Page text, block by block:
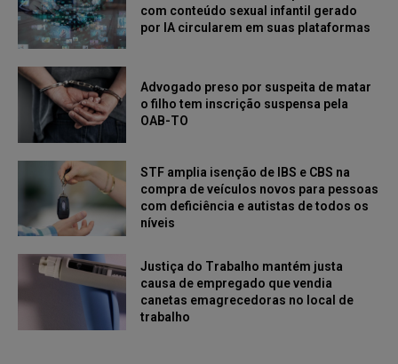
com conteúdo sexual infantil gerado
por IA circularem em suas plataformas
Advogado preso por suspeita de matar
o filho tem inscrição suspensa pela
OAB-TO
STF amplia isenção de IBS e CBS na
compra de veículos novos para pessoas
com deficiência e autistas de todos os
níveis
Justiça do Trabalho mantém justa
causa de empregado que vendia
canetas emagrecedoras no local de
trabalho